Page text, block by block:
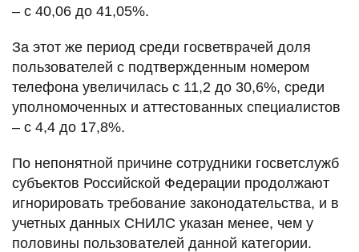
– c 40,06 до 41,05%.
За этот же период среди госветврачей доля
пользователей с подтвержденным номером
телефона увеличилась с 11,2 до 30,6%, среди
уполномоченных и аттестованных специалистов
– с 4,4 до 17,8%.
По непонятной причине сотрудники госветслужб
субъектов Российской Федерации продолжают
игнорировать требование законодательства, и в
учетных данных СНИЛС указан менее, чем у
половины пользователей данной категории.